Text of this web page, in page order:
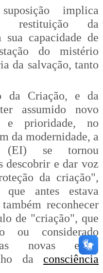
implica
restituição da
capacidade de
do mistério
da salvação, tanto
da Criação, e da
assumido novo
e prioridade,no
da modernidade, a
(EI) se tornou
descobrir e dar voz
da criação",
antes estava
reconhecer
de "criação", que
ou considerado
novas estão
da consciência